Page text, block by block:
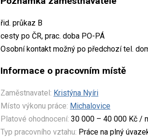
řid. průkaz B
cesty po ČR, prac. doba PO-PÁ
Osobní kontakt možný po předchozí tel.
Informace o pracovním místě
Zaměstnavatel: Kristýna Nyíri
Místo výkonu práce: Michalovice
Platové ohodnocení: 30 000 – 40 000 Kč /
Typ pracovního vztahu: Práce na plný